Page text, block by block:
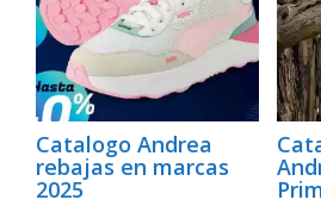
Catalogo Andrea
rebajas en marcas
2025